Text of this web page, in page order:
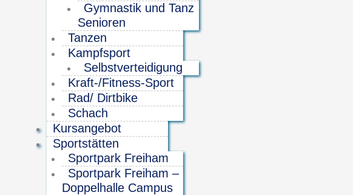
Gymnastik und Tanz
Senioren
Tanzen
Kampfsport
Selbstverteidigung
Kraft-/Fitness-Sport
Rad/ Dirtbike
Schach
Kursangebot
Sportstätten
Sportpark Freiham
Sportpark Freiham –
Doppelhalle Campus